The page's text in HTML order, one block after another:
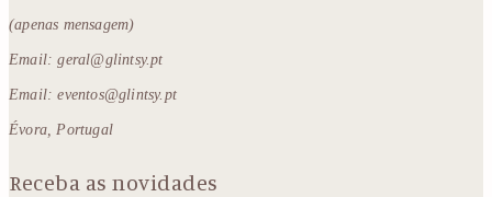
(apenas mensagem)
Email: geral@glintsy.pt
Email: eventos@glintsy.pt
Évora, Portugal
Receba as novidades